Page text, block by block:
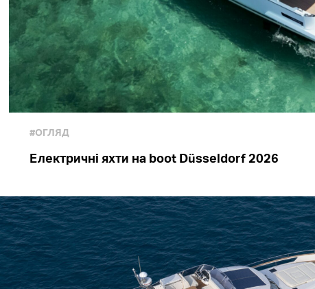
#ОГЛЯД
Електричні яхти на boot Düsseldorf 2026